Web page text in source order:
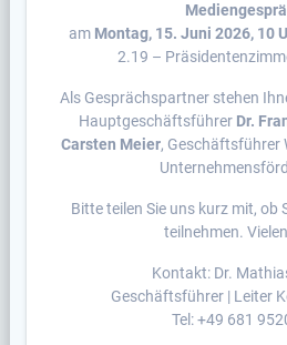
am Montag, 15. Juni 2026, 10
2.19 –
Als Gesprächspartner stehen
Hauptgeschäftsführer Dr.
Carsten Meier, Geschäftsführer
Bitte teilen Sie uns kurz mit, ob
teilnehmen.
Kontakt: Dr.
Geschäftsführer | Leiter
Tel: +49 681